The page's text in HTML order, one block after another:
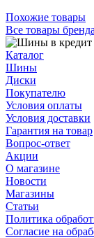
Похожие товары
Все товары
Каталог
Шины
Диски
Покупателю
Условия оплаты
Условия доставки
Гарантия на товар
Вопрос-ответ
Акции
О магазине
Новости
Магазины
Статьи
Политика
Согласие на